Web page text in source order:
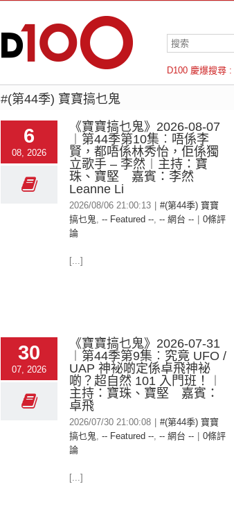
D100 慶爆搜尋 :
羅倫斯
#(第44季) 寶寶搞乜鬼
6
08, 2026
《寶寶搞乜鬼》2026-08-07
︱第44季第10集︰唔係李
賢，都唔係林秀怡，佢係獨
立歌手 – 李然︱主持：寶
珠、寶堅 嘉賓：李然
Leanne Li
2026/08/06 21:00:13
#(第44季) 寶寶
搞乜鬼, -- Featured --, -- 網台 --
0條評
論
[...]
30
07, 2026
《寶寶搞乜鬼》2026-07-31
︱第44季第9集︰究竟 UFO /
UAP 神袐啲定係卓飛神袐
啲？超自然 101 入門班！︱
主持：寶珠、寶堅 嘉賓：
卓飛
2026/07/30 21:00:08
#(第44季) 寶寶
搞乜鬼, -- Featured --, -- 網台 --
0條評
論
[...]